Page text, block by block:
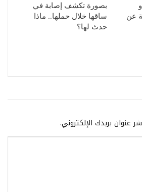
عن
بصورة تكشف إصابة في
ساقها خلال حملها.. ماذا
حدث لها؟
عنوان بريدك الإلكتروني.